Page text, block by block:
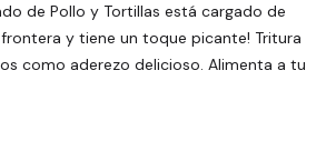
de Pollo y Tortillas está cargado de
y tiene un toque picante! Tritura
como aderezo delicioso. Alimenta a tu